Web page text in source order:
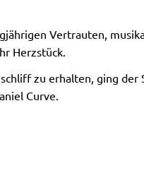
Vertrauten,
Herzstück.
zu erhalten, ging der
Curve.